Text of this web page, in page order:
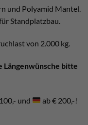
und Polyamid Mantel.
Standplatzbau.
von 2.000 kg.
Längenwünsche bitte
und ab € 200,-!